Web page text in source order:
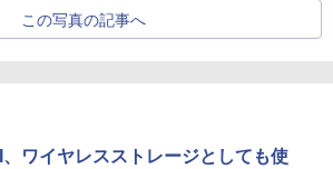
この写真の記事へ
、ワイヤレスストレージとしても使